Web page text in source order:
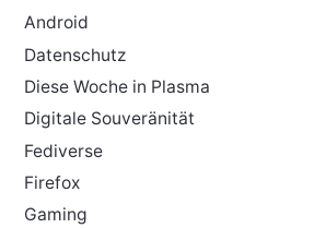
Android
Datenschutz
Diese Woche in Plasma
Digitale Souveränität
Fediverse
Firefox
Gaming